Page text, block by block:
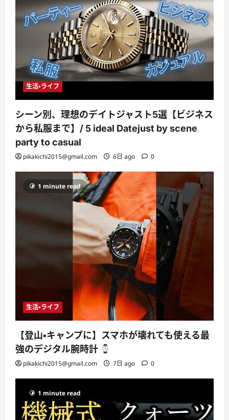
生活・ライフ
シーン別、理想のデイトジャスト5選【ビジネス
から私服まで】/ 5 ideal Datejust by scene
party to casual
pikakichi2015@gmail.com 6日 ago 0
1 minute read
生活・ライフ
【登山・キャンプに】スマホが壊れても使える最
強のデジタル腕時計
pikakichi2015@gmail.com 7日 ago 0
1 minute read